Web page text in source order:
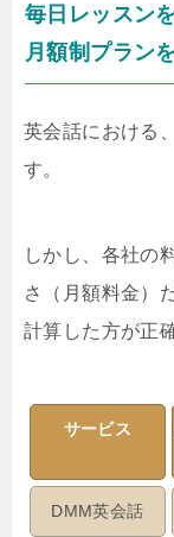
毎日レッスン
月額制プラン
英会話における
す。
しかし、各社の
さ（月額料金）
計算した方が正
サービス
DMM英会話